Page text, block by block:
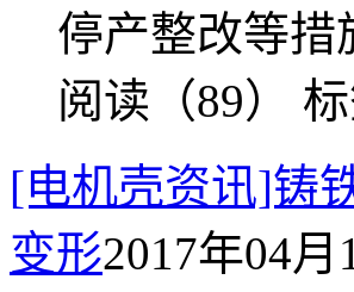
停产整改等措
阅读（89） 标
[电机壳资讯]铸
变形2017年04月